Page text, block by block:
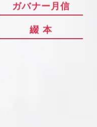
ガバナー月信
綴 本